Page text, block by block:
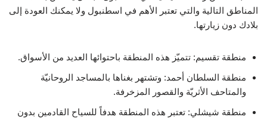
المناطق التالية والتي تعتبر الأهم في اسطنبول ولا يمكنك العودة إلى
بلادك دون زيارتها.
منطقة تقسيم: تتميّز هذه المنطقة باحتوائها العديد من الأسواق.
منطقة السلطان أحمد: وتشتهر بغناها بالمساجد الروحانيّة
والمتاحف الأثريّة والقصور المزخرفة.
منطقة شيشلي: تعتبر هذه المنطقة هدفاً للسياح القادمين بدون